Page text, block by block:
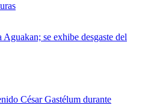
se exhibe desgaste del
César Gastélum durante